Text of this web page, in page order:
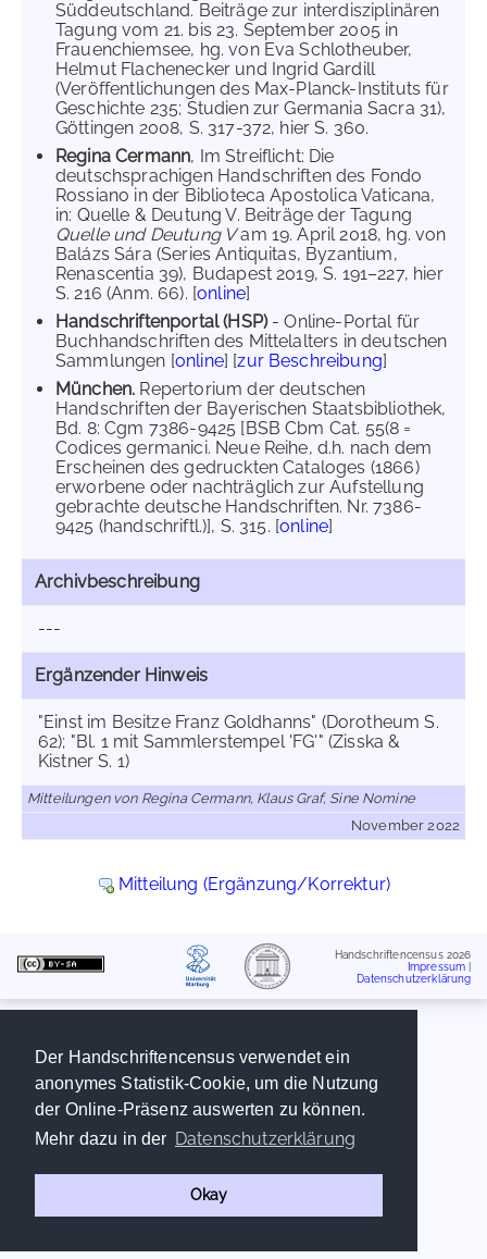
Der Handschriftencensus verwendet ein
anonymes Statistik-Cookie, um die Nutzung
der Online-Präsenz auswerten zu können.
Mehr dazu in der Datenschutzerklärung
Okay
Süddeutschland. Beiträge zur interdisziplinären
Tagung vom 21. bis 23. September 2005 in
Frauenchiemsee, hg. von Eva Schlotheuber,
Helmut Flachenecker und Ingrid Gardill
(Veröffentlichungen des Max-Planck-Instituts für
Geschichte 235; Studien zur Germania Sacra 31),
Göttingen 2008, S. 317-372, hier S. 360.
Regina Cermann, Im Streiflicht: Die
deutschsprachigen Handschriften des Fondo
Rossiano in der Biblioteca Apostolica Vaticana,
in: Quelle & Deutung V. Beiträge der Tagung
Quelle und Deutung Vam 19. April 2018, hg. von
Balázs Sára (Series Antiquitas, Byzantium,
Renascentia 39), Budapest 2019, S. 191–227, hier
S. 216 (Anm. 66). [online]
Handschriftenportal (HSP)- Online-Portal für
Buchhandschriften des Mittelalters in deutschen
Sammlungen [online] [zur Beschreibung]
München. Repertorium der deutschen
Handschriften der Bayerischen Staatsbibliothek,
Bd. 8: Cgm 7386-9425 [BSB Cbm Cat. 55(8 =
Codices germanici. Neue Reihe, d.h. nach dem
Erscheinen des gedruckten Cataloges (1866)
erworbene oder nachträglich zur Aufstellung
gebrachte deutsche Handschriften. Nr. 7386-
9425 (handschriftl.)], S. 315. [online]
Archivbeschreibung
---
Ergänzender Hinweis
"Einst im Besitze Franz Goldhanns" (Dorotheum S.
62); "Bl. 1 mit Sammlerstempel 'FG'" (Zisska &
Kistner S. 1)
Mitteilungen von Regina Cermann, Klaus Graf, Sine Nomine
November 2022
Mitteilung (Ergänzung/Korrektur)
Handschriftencensus 2026
Impressum
Datenschutzerklärung